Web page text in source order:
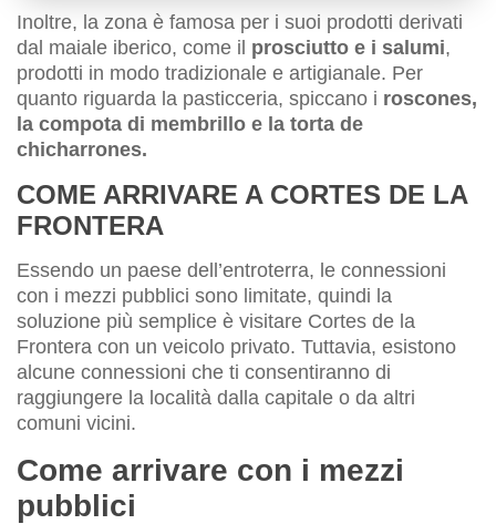
Inoltre, la zona è famosa per i suoi prodotti derivati
dal maiale iberico, come il prosciutto e i salumi,
prodotti in modo tradizionale e artigianale. Per
quanto riguarda la pasticceria, spiccano i roscones,
la compota di membrillo e la torta de
chicharrones.
COME ARRIVARE A CORTES DE LA
FRONTERA
Essendo un paese dell’entroterra, le connessioni
con i mezzi pubblici sono limitate, quindi la
soluzione più semplice è visitare Cortes de la
Frontera con un veicolo privato. Tuttavia, esistono
alcune connessioni che ti consentiranno di
raggiungere la località dalla capitale o da altri
comuni vicini.
Come arrivare con i mezzi
pubblici